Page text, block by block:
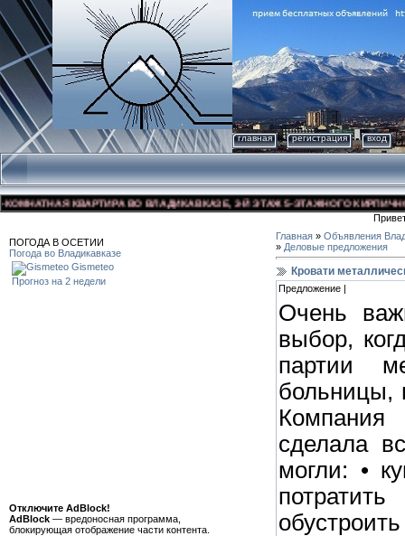
главная регистрация вход
КВАРТИРА ВО ВЛАДИКАВКАЗЕ, 3-Й ЭТАЖ 5-ЭТАЖНОГО
ПОГОДА В ОСЕТИИ
Погода во Владикавказе
Gismeteo
Прогноз на 2 недели
Отключите AdBlock!
AdBlock — вредоносная программа,
блокирующая отображение части контента.
Главная » Объявления
» Деловые предложения
Кровати
Предложение |
Очень
выбор,
партии
больницы,
сделала
могли: •